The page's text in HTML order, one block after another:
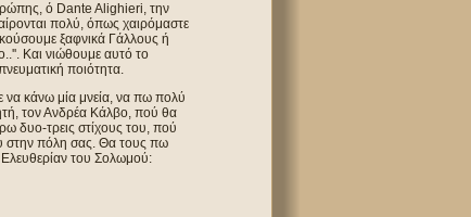
ό Dante Alighieri, την
πολύ, όπως χαιρόμαστε
ξαφνικά Γάλλους ή
Και νιώθουμε αυτό το
ποιότητα.
να κάνω μία μνεία, να πω πολύ
τον Ανδρέα Κάλβο, πού θα
δυο-τρεις στίχους του, πού
στην πόλη σας. Θα τους πω
Ελευθερίαν του Σολωμού: